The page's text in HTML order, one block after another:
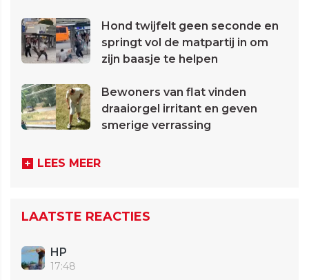
Hond twijfelt geen seconde en
springt vol de matpartij in om
zijn baasje te helpen
Bewoners van flat vinden
draaiorgel irritant en geven
smerige verrassing
LEES MEER
LAATSTE REACTIES
HP
17:48